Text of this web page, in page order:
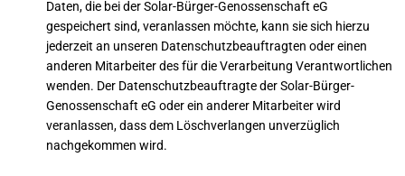
Daten, die bei der Solar-Bürger-Genossenschaft eG
gespeichert sind, veranlassen möchte, kann sie sich hierzu
jederzeit an unseren Datenschutzbeauftragten oder einen
anderen Mitarbeiter des für die Verarbeitung Verantwortlichen
wenden. Der Datenschutzbeauftragte der Solar-Bürger-
Genossenschaft eG oder ein anderer Mitarbeiter wird
veranlassen, dass dem Löschverlangen unverzüglich
nachgekommen wird.